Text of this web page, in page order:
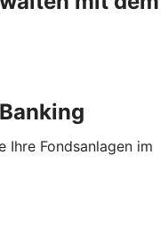
Ihre Fondsanlagen im